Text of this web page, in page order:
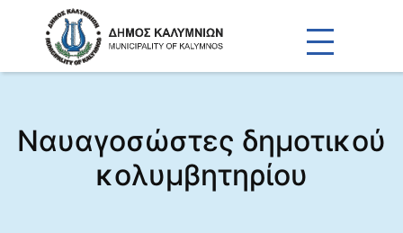
Ναυαγοσώστες δημοτικού
κολυμβητηρίου